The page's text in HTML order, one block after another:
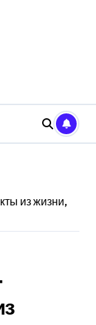
из жизни,